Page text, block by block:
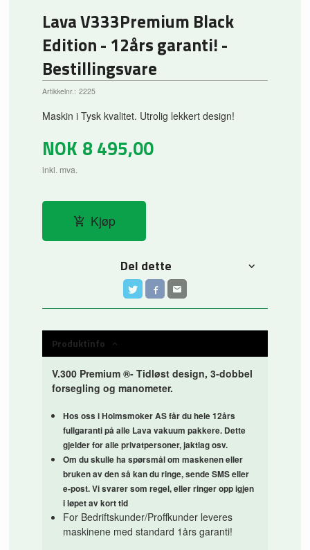
Lava V333Premium Black
Edition - 12års garanti! -
Bestillingsvare
Artikkelnr.: 2225
Maskin i Tysk kvalitet. Utrolig lekkert design!
NOK 8 495,00
inkl. mva.
Kjøp
Del dette
Produktinfo
V.300 Premium ®- Tidløst design, 3-dobbel
forsegling og manometer.
Hos oss i Holmsmoker AS får du hele 12års
fullgaranti på alle Lava vakuum pakkere. Dette
gjelder for alle privatpersoner, jaktlag osv.
Om du skulle ha spørsmål om maskenen eller
bruken av den så kan du ringe, sende SMS eller
e-post. Vi svarer som regel, eller ringer opp igjen
i løpet av kort tid
For Bedriftskunder/Proffkunder leveres
maskinene med standard 1års garanti!